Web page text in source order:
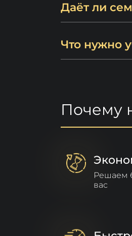
Даёт ли
Что нужно
Почему
Решаем
вас